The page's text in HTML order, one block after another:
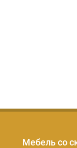
Мебель со